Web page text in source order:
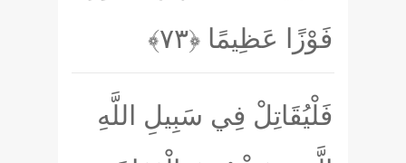
فَوْزًا عَظِيمًا ﴿۷۳﴾
فَلْيُقَاتِلْ فِي سَبِيلِ اللَّهِ